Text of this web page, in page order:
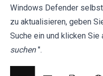
Windows Defender
zu aktualisieren, geben
Suche ein und klicken Sie
suchen ".